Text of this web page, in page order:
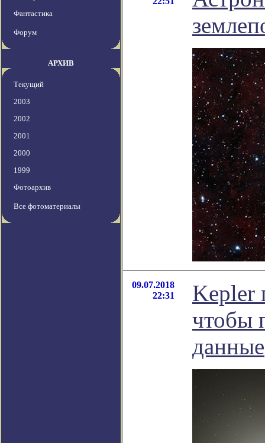
Фантастика
Форум
АРХИВ
Текущий
2003
2002
2001
2000
1999
Фотоархив
Все фотоматериалы
09.07.2018
22:31
Kepler
чтобы
данные